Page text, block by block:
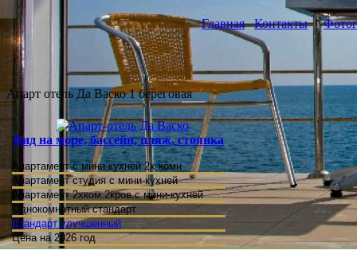
Главная Контакты
Апарт отель Да Васко 1 береговая
Вид на море, бассейн, пляж, стоянка
Апартамент с мини-кухней 2х комн
Апартамент студияс мини-кухней
Апартамент 2хком.2кров.с мини-кухней
Однокомнатный стандарт
Стандарт улучшенный
Цена на 2026 год